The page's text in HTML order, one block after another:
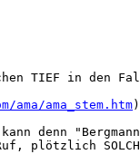
TIEF in den
ama_stem.htm)
denn
plötzlich